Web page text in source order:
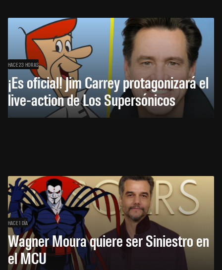
HACE 23 HORAS
¡Es oficial! Jim Carrey protagonizará el
live-action de Los Supersónicos
HACE 1 DÍA
Wagner Moura quiere ser Siniestro en
el MCU